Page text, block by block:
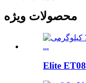
محصولات ویژه